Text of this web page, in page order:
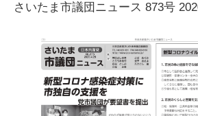
さいたま市議団ニュース 873号